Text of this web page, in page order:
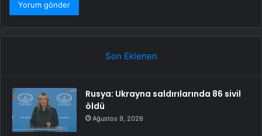
Son Eklenen
Rusya: Ukrayna saldırılarında 86 sivil
öldü
Ağustos 9, 2026